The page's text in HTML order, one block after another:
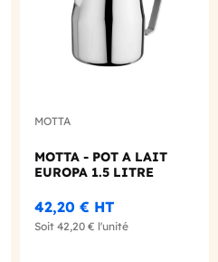
MOTTA
MOTTA - POT A LAIT
EUROPA 1.5 LITRE
42,20 € HT
Soit 42,20 € l'unité